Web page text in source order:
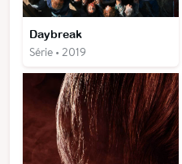
Daybreak
Série • 2019